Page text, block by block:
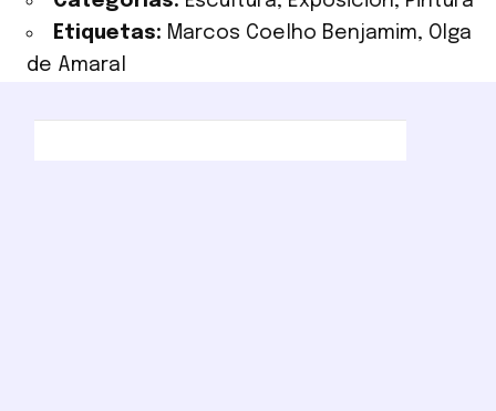
Etiquetas: Marcos Coelho Benjamim, Olga
de Amaral